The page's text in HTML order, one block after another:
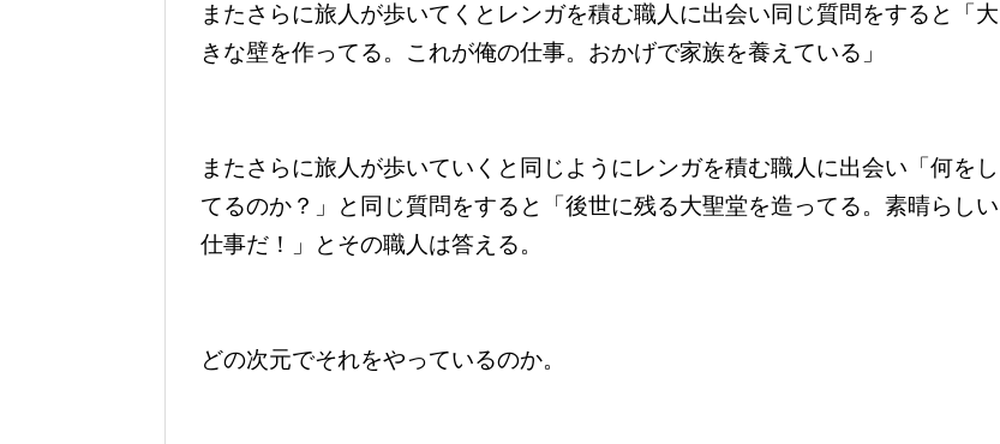
またさらに旅人が歩いてくとレンガを積む職人に出会い同じ質問をすると「大
きな壁を作ってる。これが俺の仕事。おかげで家族を養えている」
またさらに旅人が歩いていくと同じようにレンガを積む職人に出会い「何をし
てるのか？」と同じ質問をすると「後世に残る大聖堂を造ってる。素晴らしい
仕事だ！」とその職人は答える。
どの次元でそれをやっているのか。